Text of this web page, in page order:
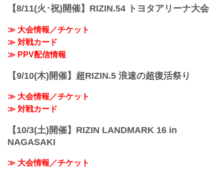
チェックしよう！
�チケット一般発売 10/31(日)~
pic.twitter.com/pq0DaikQpC
2021年11月20日（土）12:30開場 / 14:00
【8/11(火･祝)開催】RIZIN.54 トヨタアリーナ大会
≫ 大会情報／チケット
≫ 対戦カード
≫ PPV配信情報
【9/10(木)開催】超RIZIN.5 浪速の超復活祭り
≫ 大会情報／チケット
≫ 対戦カード
【10/3(土)開催】RIZIN LANDMARK 16 in
NAGASAKI
≫ 大会情報／チケット